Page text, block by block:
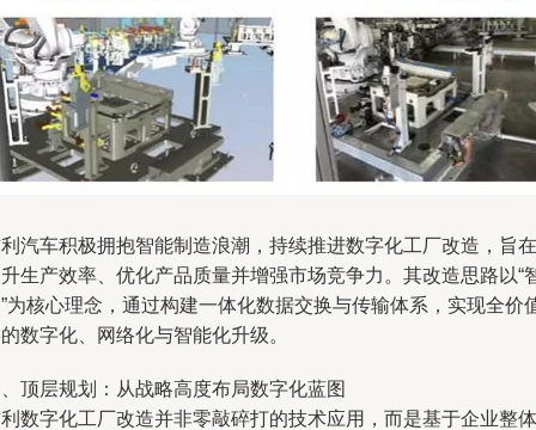
汽车积极拥抱智能制造浪潮，持续推进数字化工厂改造，旨在
生产效率、优化产品质量并增强市场竞争力。其改造思路以“
为核心理念，通过构建一体化数据交换与传输体系，实现全价
数字化、网络化与智能化升级。
顶层规划：从战略高度布局数字化蓝图
数字化工厂改造并非零敲碎打的技术应用，而是基于企业整体